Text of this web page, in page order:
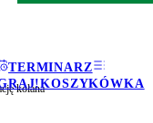
TERMINARZ
KOSZYKÓWKA
kolana